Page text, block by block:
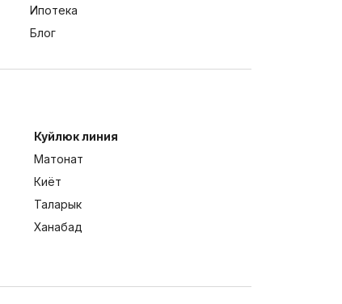
Ипотека
Блог
Куйлюк линия
Матонат
Киёт
Таларык
Ханабад